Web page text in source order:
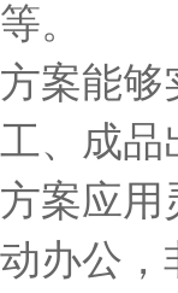
等。​
方案能够
工、成品
方案应用
动办公，